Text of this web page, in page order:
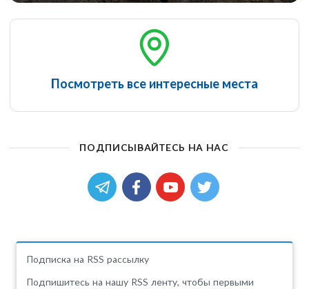
Посмотреть все интересные места
ПОДПИСЫВАЙТЕСЬ НА НАС
Подписка на RSS рассылку
Подпишитесь на нашу RSS ленту, чтобы первыми